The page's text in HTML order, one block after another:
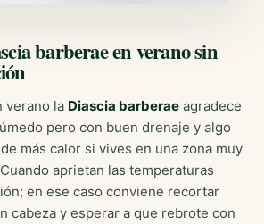
barberae en verano sin
verano la Diascia barberae agradece
pero con buen drenaje y algo
más calor si vives en una zona muy
aprietan las temperaturas
en ese caso conviene recortar
cabeza y esperar a que rebrote con